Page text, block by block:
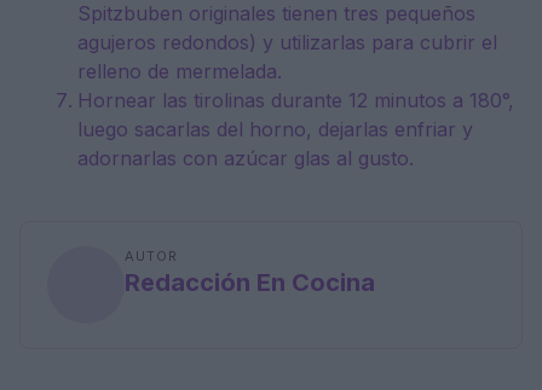
Spitzbuben originales tienen tres pequeños
agujeros redondos) y utilizarlas para cubrir el
relleno de mermelada.
Hornear las tirolinas durante 12 minutos a 180°,
luego sacarlas del horno, dejarlas enfriar y
adornarlas con azúcar glas al gusto.
AUTOR
Redacción En Cocina